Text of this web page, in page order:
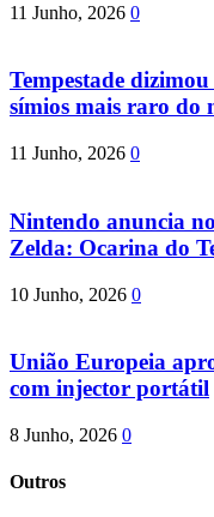
11 Junho, 2026 0
Tempestade
símios mais raro do
11 Junho, 2026 0
Nintendo anuncia
Zelda: Ocarina do
10 Junho, 2026 0
União Europeia
com injector portátil
8 Junho, 2026 0
Outros